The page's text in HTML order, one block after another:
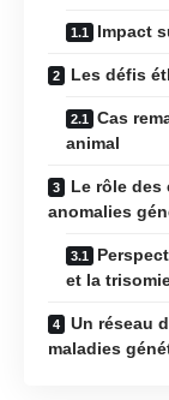
Impact
Les défis
Cas
animal
Le rôle des
anomalies
et la
Un réseau
maladies